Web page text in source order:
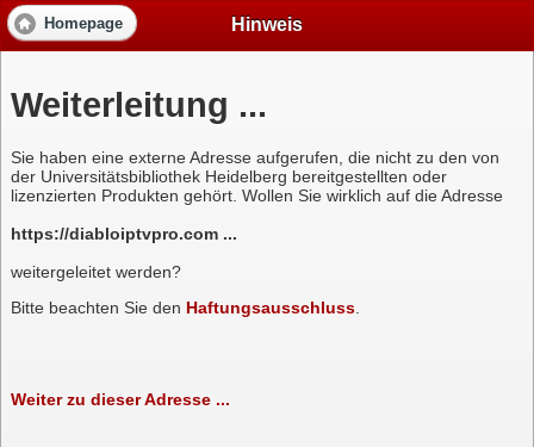
Homepage Hinweis
Weiterleitung ...
Sie haben eine externe Adresse aufgerufen, die nicht zu den von
der Universitätsbibliothek Heidelberg bereitgestellten oder
lizenzierten Produkten gehört. Wollen Sie wirklich auf die Adresse
https://diabloiptvpro.com ...
weitergeleitet werden?
Bitte beachten Sie den Haftungsausschluss.
Weiter zu dieser Adresse ...